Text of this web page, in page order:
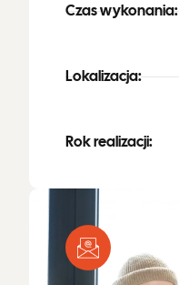
Czas wykonania:
Lokalizacja:
Rok realizacji: